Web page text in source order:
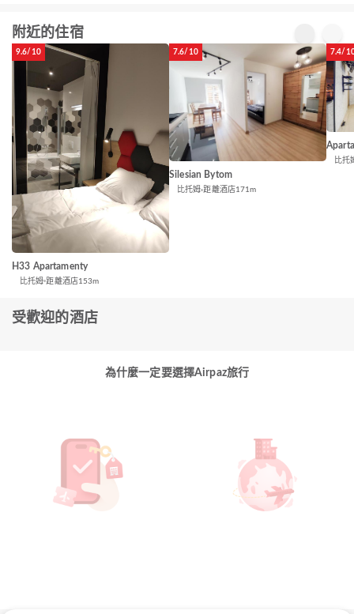
附近的住宿
9.6/10
H33 Apartamenty
比托姆 距離酒店153m
7.6/10
Silesian Bytom
比托姆 距離酒店171m
7.4/
比托
受歡迎的酒店
為什麼一定要選擇Airpaz旅行